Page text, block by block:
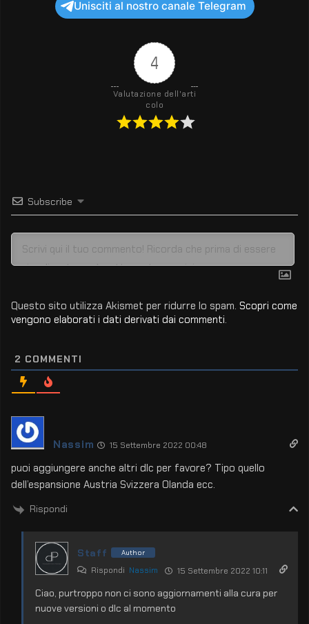
Unisciti al nostro canale Telegram
4
Valutazione dell'arti
colo
Subscribe
Questo sito utilizza Akismet per ridurre lo spam. Scopri come
vengono elaborati i dati derivati dai commenti.
2 COMMENTI
Nassim 15 Settembre 2022 00:48
puoi aggiungere anche altri dlc per favore? Tipo quello
dell’espansione Austria Svizzera Olanda ecc.
Rispondi
Staff Author
Rispondi Nassim 15 Settembre 2022 10:11
Ciao, purtroppo non ci sono aggiornamenti alla cura per
nuove versioni o dlc al momento